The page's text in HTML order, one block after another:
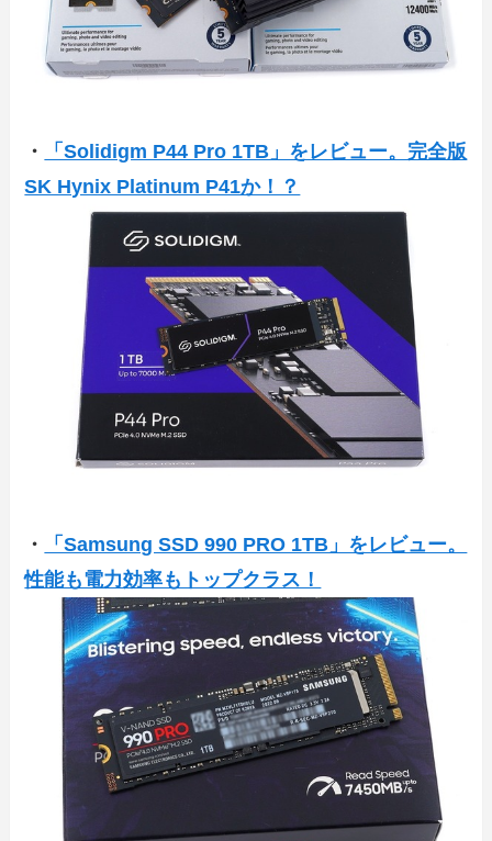
・
「Solidigm P44 Pro 1TB」をレビュー。完全版
SK Hynix Platinum P41か！？
・
「Samsung SSD 990 PRO 1TB」をレビュー。
性能も電力効率もトップクラス！